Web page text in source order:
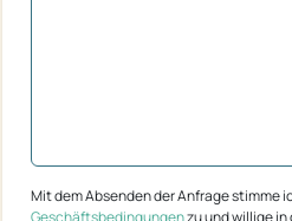
Mit dem Absenden der Anfrage stimme
Geschäftsbedingungenzu und willige